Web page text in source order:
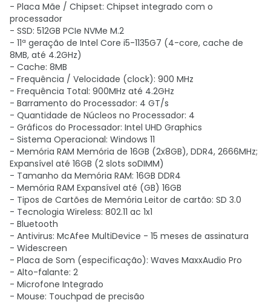
- Placa Mãe / Chipset: Chipset integrado com o
processador
- SSD: 512GB PCIe NVMe M.2
- 11ª geração de Intel Core i5-1135G7 (4-core, cache de
8MB, até 4.2GHz)
- Cache: 8MB
- Frequência / Velocidade (clock): 900 MHz
- Frequência Total: 900MHz até 4.2GHz
- Barramento do Processador: 4 GT/s
- Quantidade de Núcleos no Processador: 4
- Gráficos do Processador: Intel UHD Graphics
- Sistema Operacional: Windows 11
- Memória RAM Memória de 16GB (2x8GB), DDR4, 2666MHz;
Expansível até 16GB (2 slots soDIMM)
- Tamanho da Memória RAM: 16GB DDR4
- Memória RAM Expansível até (GB) 16GB
- Tipos de Cartões de Memória Leitor de cartão: SD 3.0
- Tecnologia Wireless: 802.11 ac 1x1
- Bluetooth
- Antivirus: McAfee MultiDevice - 15 meses de assinatura
- Widescreen
- Placa de Som (especificação): Waves MaxxAudio Pro
- Alto-falante: 2
- Microfone Integrado
- Mouse: Touchpad de precisão